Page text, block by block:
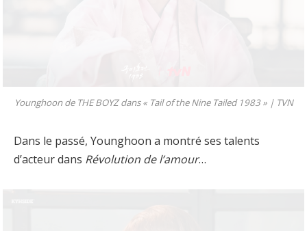
Younghoon de THE BOYZ dans « Tail of the Nine Tailed 1983 » | TVN
Dans le passé, Younghoon a montré ses talents
d’acteur dans Révolution de l’amour…